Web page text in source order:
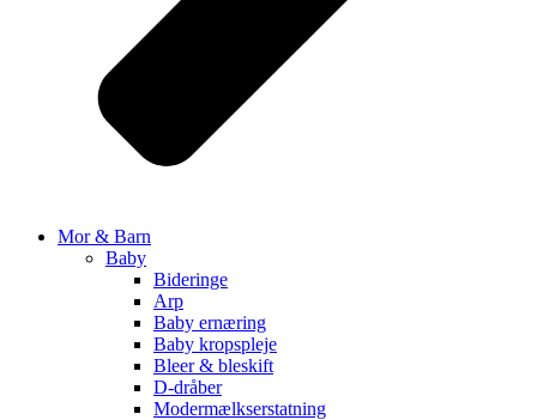
Mor & Barn
Baby
Bideringe
Arp
Baby ernæring
Baby kropspleje
Bleer & bleskift
D-dråber
Modermælkserstatning